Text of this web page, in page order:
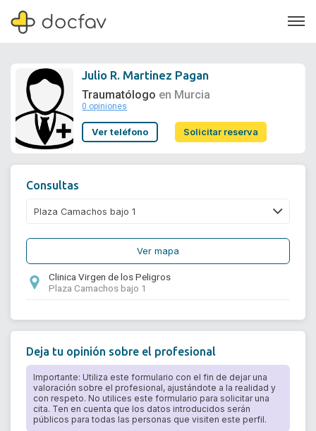
Soporte
Julio R. Martinez Pagan
Traumatólogo en Murcia
0 opiniones
Ver teléfono Solicitar reserva
Consultas
Ver mapa
Clinica Virgen de los Peligros
Plaza Camachos bajo 1
Deja tu opinión sobre el profesional
Importante: Utiliza este formulario con el fin de dejar una
valoración sobre el profesional, ajustándote a la realidad y
con respeto. No utilices este formulario para solicitar una
cita. Ten en cuenta que los datos introducidos serán
públicos para todas las personas que visiten este perfil.